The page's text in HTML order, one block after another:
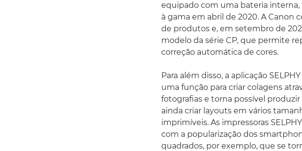
equipado com uma bateria interna,
à gama em abril de 2020. A Canon
de produtos e, em setembro de
modelo da série CP, que permite
correção automática de cores.
Para além disso, a aplicação
uma função para criar colagens
fotografias e torna possível
ainda criar layouts em vários
imprimíveis. As impressoras
com a popularização dos
quadrados, por exemplo, que se